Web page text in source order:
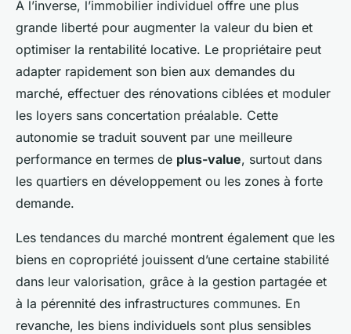
À l’inverse, l’immobilier individuel offre une plus
grande liberté pour augmenter la valeur du bien et
optimiser la rentabilité locative. Le propriétaire peut
adapter rapidement son bien aux demandes du
marché, effectuer des rénovations ciblées et moduler
les loyers sans concertation préalable. Cette
autonomie se traduit souvent par une meilleure
performance en termes de plus-value, surtout dans
les quartiers en développement ou les zones à forte
demande.
Les tendances du marché montrent également que les
biens en copropriété jouissent d’une certaine stabilité
dans leur valorisation, grâce à la gestion partagée et
à la pérennité des infrastructures communes. En
revanche, les biens individuels sont plus sensibles